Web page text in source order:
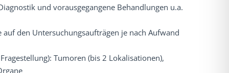
und vorausgegangene Behandlungen u.a.
den Untersuchungsaufträgen je nach Aufwand
Tumoren (bis 2 Lokalisationen),